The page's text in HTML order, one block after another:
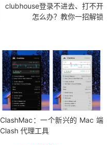
clubhouse登录不进去、打不开
怎么办？教你一招解锁
ClashMac：一个新兴的 Mac 端
Clash 代理工具